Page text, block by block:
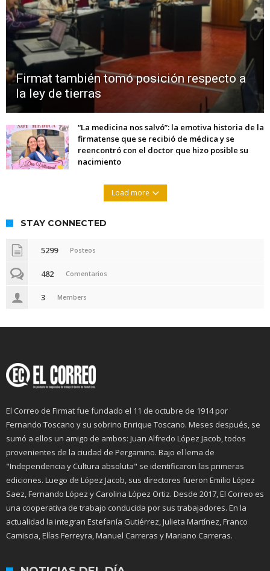
Firmat también tomó posición respecto a
la ley de tierras
“La medicina nos salvó”: la emotiva historia de la
firmatense que se recibió de médica y se
reencontró con el doctor que hizo posible su
nacimiento
Load more
STAY CONNECTED
5299 Posteos
482 Comentarios
3 Members
El Correo de Firmat fue fundado el 11 de octubre de 1914 por
Fernando Toscano y su sobrino Enrique Toscano. Meses después, se
sumó a ellos un amigo de ambos: Juan Alfredo López Jacob, todos
provenientes de la ciudad de Pergamino. Bajo el lema de
"Independencia y Cultura absoluta" se identificaron las primeras
ediciones. Luego de López Jacob, sus directores fueron Emilio López
Saez, Fernando López y Carolina López Ortiz. Desde 2017, El Correo es
una cooperativa de trabajo conducida por sus trabajadores. En la
actualidad la integran Estefanía Gutiérrez, Julieta Martínez, Franco
Camiscia, Elías Ferreyra, Manuel Carreras y Mariano Carreras.